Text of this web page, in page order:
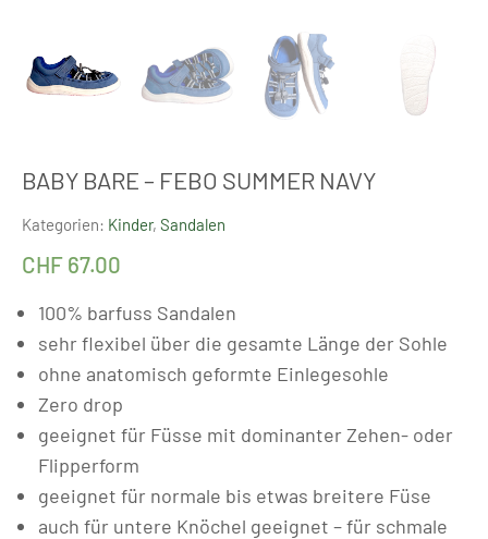
BABY BARE – FEBO SUMMER NAVY
Kategorien: Kinder, Sandalen
CHF 67.00
100% barfuss Sandalen
sehr flexibel über die gesamte Länge der Sohle
ohne anatomisch geformte Einlegesohle
Zero drop
geeignet für Füsse mit dominanter Zehen- oder
Flipperform
geeignet für normale bis etwas breitere Füse
auch für untere Knöchel geeignet – für schmale